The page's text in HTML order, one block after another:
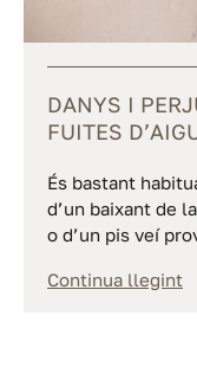
DANYS I
FUITES
És bastant
d’un baixant de
o d’un pis veí
Continua llegint